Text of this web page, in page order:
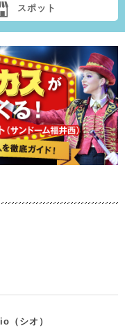
スポット
（シオ）